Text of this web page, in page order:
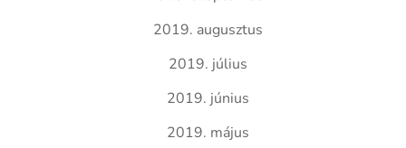
2019. augusztus
2019. július
2019. június
2019. május